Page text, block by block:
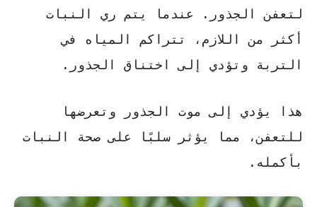
لتعفن الجذور. عندما يتم ري النبات
أكثر من اللازم، تتراكم المياه في
التربة وتؤدي إلى اختناق الجذور.
هذا يؤدي إلى موت الجذور وتعرضها
للتعفن، مما يؤثر سلبًا على صحة النبات
بأكمله.